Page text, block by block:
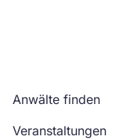
Anwälte finden
Veranstaltungen